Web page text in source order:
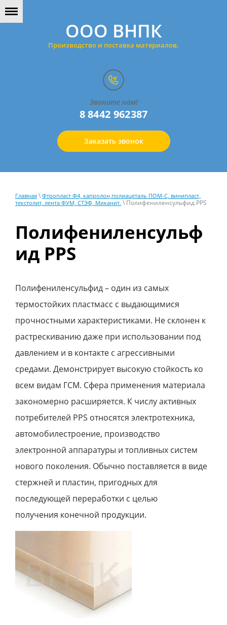
ООО ВНПК
Производство и поставка материалов.
Звоните нам!
8 8442 962387
Заказать звонок
Главная \ Фтропласт Ф4, капролон,полиацеталь ПОМ-С, винипласт,
текстолит, лента ФУМ, СТЭФ, Миканит. \ Полифениленсульфид PPS
Полифениленсульф
ид PPS
Полифениленсульфид – один из самых
термостойких пластмасс с выдающимися
прочностными характеристиками. Не склонен к
растрескиванию даже при использовании под
давлением и в контакте с агрессивными
средами. Демонстрирует высокую стойкость ко
всем видам ГСМ. Сфера применения материала
закономерно расширяется. К числу активных
потребителей РPS относятся электротехника,
автомобилестроение, производство
электронной аппаратуры и топливных систем
нового поколения. Обычно поставляется в виде
стержней и пластин, пригодных для
последующей переработки с целью
получения конечной продукции.